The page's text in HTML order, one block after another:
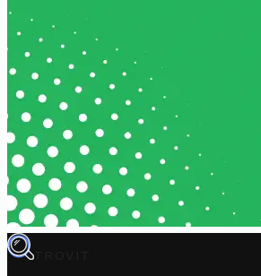
TROVIT